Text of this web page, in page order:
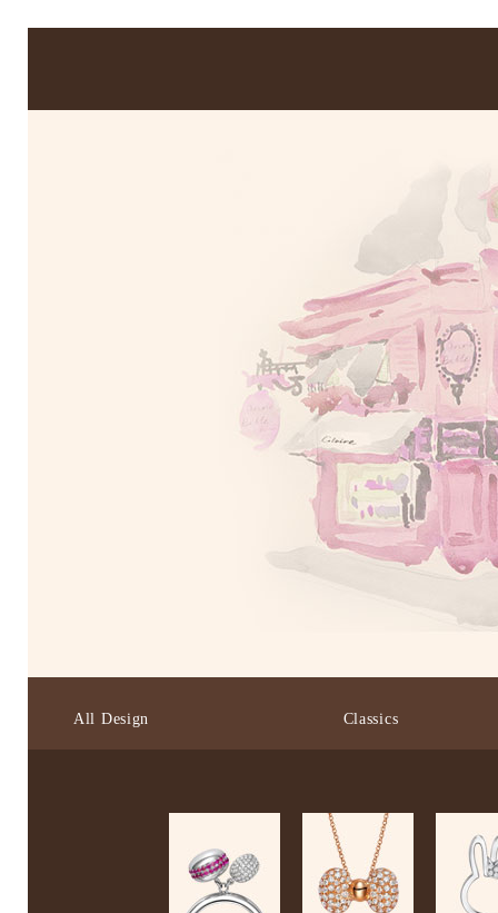
All Design Classics